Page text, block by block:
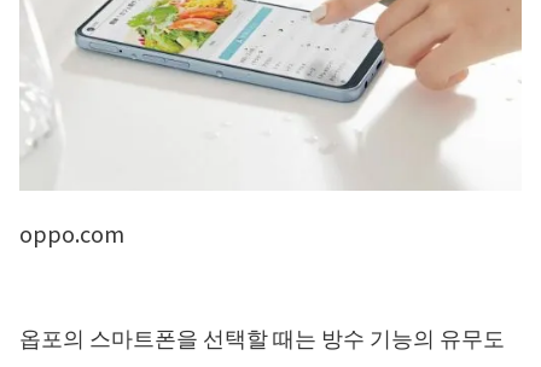
oppo.com
옵포의 스마트폰을 선택할 때는 방수 기능의 유무도